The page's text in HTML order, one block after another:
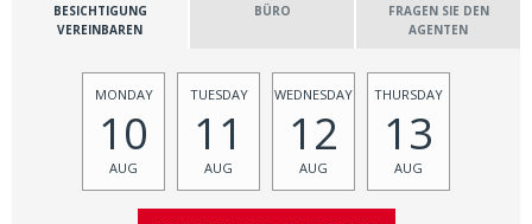
BESICHTIGUNG
VEREINBAREN
BÜRO
FRAGEN SIE DEN
AGENTEN
MONDAY
10
AUG
TUESDAY
11
AUG
WEDNESDAY
12
AUG
THURSDAY
13
AUG